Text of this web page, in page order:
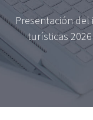
Presentación
turísticas